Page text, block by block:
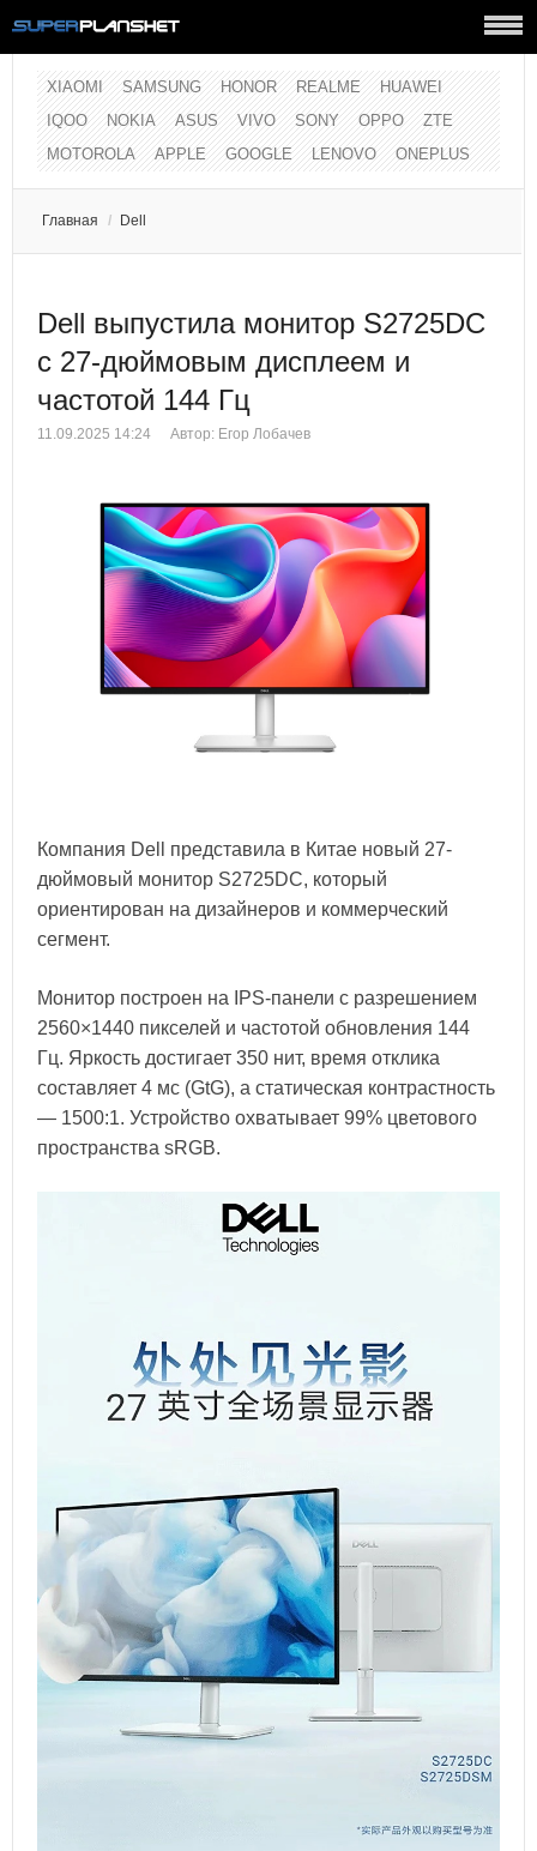
XIAOMI SAMSUNG HONOR REALME
HUAWEI
IQOO
NOKIA ASUS VIVO SONY OPPO
ZTE
MOTOROLA
APPLE GOOGLE LENOVO ONEPLUS
Главная / Dell
Dell выпустила монитор S2725DC
с 27-дюймовым дисплеем и
частотой 144 Гц
11.09.2025 14:24 Автор: Егор Лобачев
Компания Dell представила в Китае новый 27-
дюймовый монитор S2725DC, который
ориентирован на дизайнеров и коммерческий
сегмент.
Монитор построен на IPS-панели с разрешением
2560×1440 пикселей и частотой обновления 144
Гц. Яркость достигает 350 нит, время отклика
составляет 4 мс (GtG), а статическая контрастность
— 1500:1. Устройство охватывает 99% цветового
пространства sRGB.